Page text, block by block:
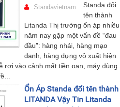
Standavietnam
Standa đổi
tên thành
Litanda Thị trường ổn áp nhiều
năm nay gặp một vấn đề “đau
đầu”: hàng nhái, hàng mạo
danh, hàng dựng vỏ xuất hiện
rơi vào cảnh mất tiền oan, máy dùng
Ổn Áp Standa đổi tên thành
LITANDA Vậy Tin Litanda